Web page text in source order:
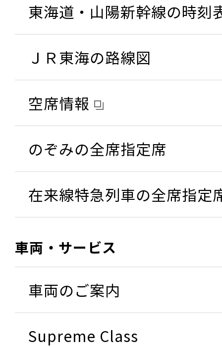
東海道・山陽新幹線の時刻
ＪＲ東海の路線図
空席情報
のぞみの全席指定席
在来線特急列車の全席指定
車両・サービス
車両のご案内
Supreme Class